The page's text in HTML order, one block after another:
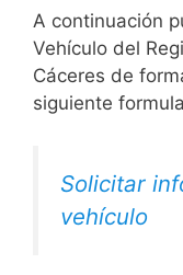
A continuación
Vehículo del
Cáceres de
siguiente
Solicitar
vehículo